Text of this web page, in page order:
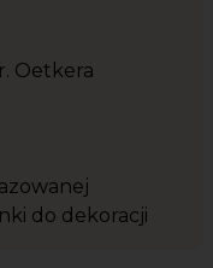
Oetkera
do dekoracji